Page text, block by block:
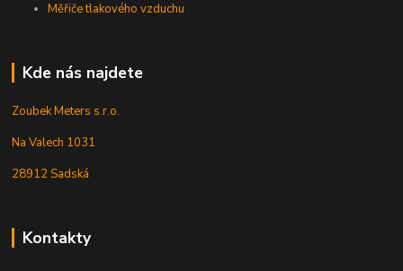
Měřiče tlakového vzduchu
Kde nás najdete
Zoubek Meters s.r.o.
Na Valech 1031
28912 Sadská
Kontakty